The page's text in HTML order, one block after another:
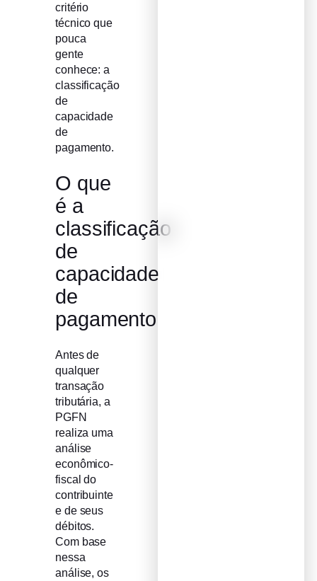
critério
técnico que
pouca
gente
conhece: a
classificação
de
capacidade
de
pagamento.
O que
é a
classificação
de
capacidade
de
pagamento
Antes de
qualquer
transação
tributária, a
PGFN
realiza uma
análise
econômico-
fiscal do
contribuinte
e de seus
débitos.
Com base
nessa
análise, os